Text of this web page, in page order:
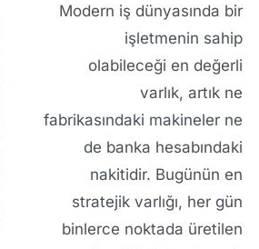
Modern iş dünyasında bir
işletmenin sahip
olabileceği en değerli
varlık, artık ne
fabrikasındaki makineler ne
de banka hesabındaki
nakitidir. Bugünün en
stratejik varlığı, her gün
binlerce noktada üretilen